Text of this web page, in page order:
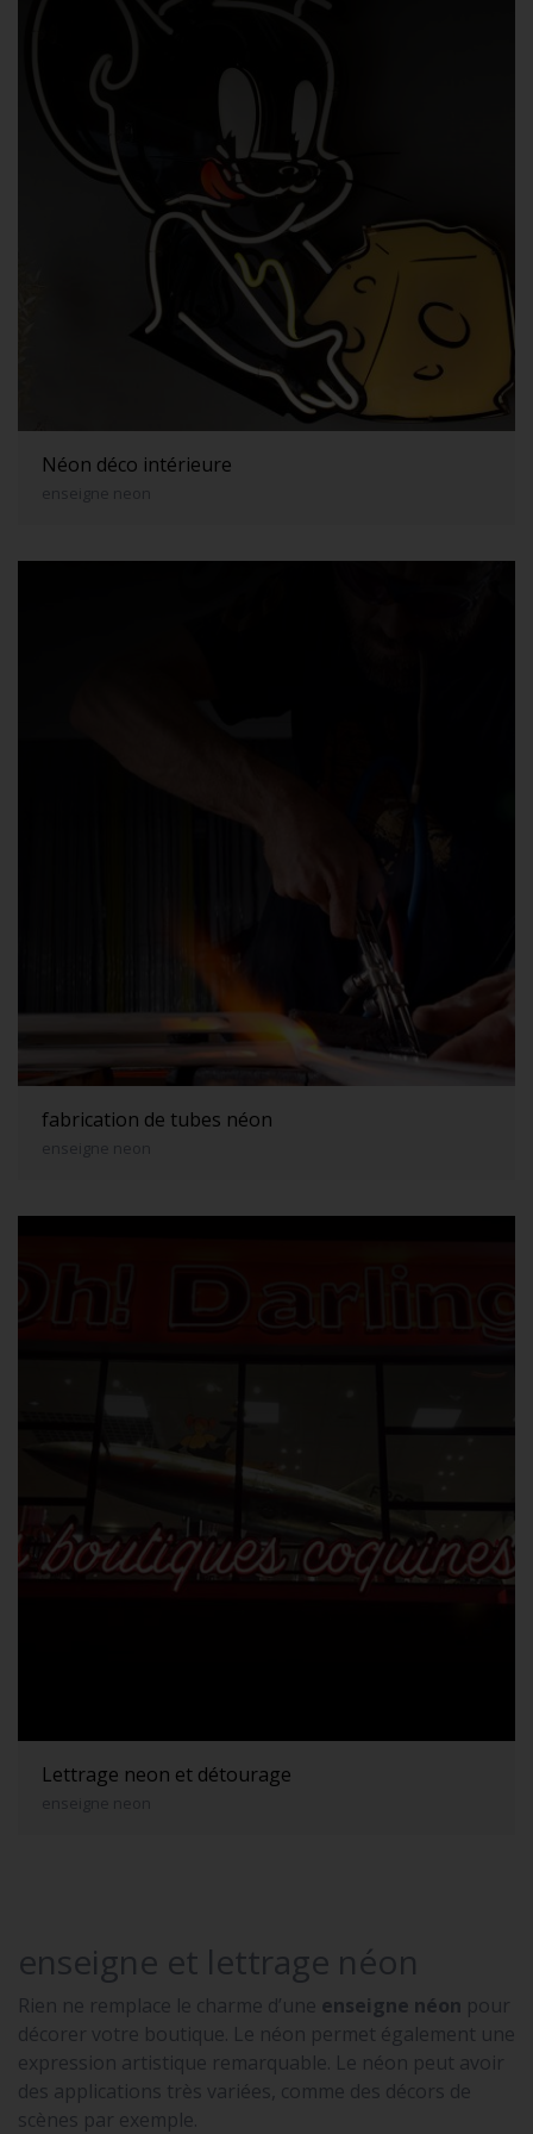
Néon déco intérieure
enseigne neon
fabrication de tubes néon
enseigne neon
Lettrage neon et détourage
enseigne neon
enseigne et lettrage néon
Rien ne remplace le charme d’une enseigne néon pour
décorer votre boutique. Le néon permet également une
expression artistique remarquable. Le néon peut avoir
des applications très variées, comme des décors de
scènes par exemple.